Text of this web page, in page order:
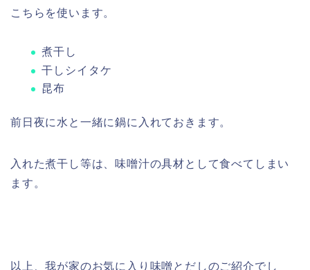
こちらを使います。
煮干し
干しシイタケ
昆布
前日夜に水と一緒に鍋に入れておきます。
入れた煮干し等は、味噌汁の具材として食べてしまい
ます。
以上、我が家のお気に入り味噌とだしのご紹介でし